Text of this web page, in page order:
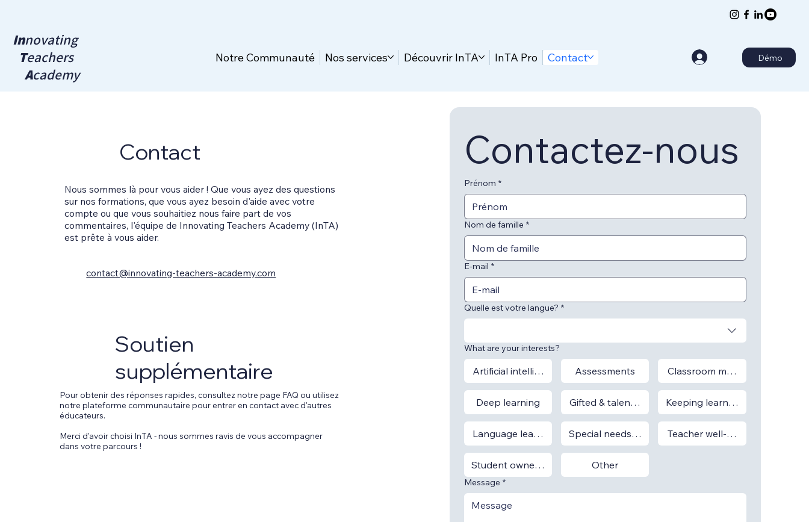
Innovating
Teachers
Academy
Notre Communauté Nos services Découvrir InTA InTA Pro Contact Démo
Contact
Nous sommes là pour vous aider ! Que vous ayez des questions
sur nos formations, que vous ayez besoin d'aide avec votre
compte ou que vous souhaitiez nous faire part de vos
commentaires, l'équipe de Innovating Teachers Academy (InTA)
est prête à vous aider.
contact@innovating-teachers-academy.com
Soutien
supplémentaire
Pour obtenir des réponses rapides, consultez notre page FAQ ou utilisez
notre plateforme communautaire pour entrer en contact avec d'autres
éducateurs.
Merci d'avoir choisi InTA - nous sommes ravis de vous accompagner
dans votre parcours !
Contactez-nous
Prénom *
Nom de famille *
E-mail *
Quelle est votre langue? *
What are your interests?
Artificial intelligence Assessments Classroom management
Deep learning Gifted & talented studentsKeeping learner motivation
Language learning Special needs educationTeacher well-being
Student ownership Other
Message *